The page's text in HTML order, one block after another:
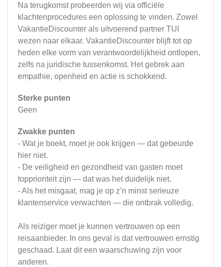
Na terugkomst probeerden wij via officiële
klachtenprocedures een oplossing te vinden. Zowel
VakantieDiscounter als uitvoerend partner TUI
wezen naar elkaar. VakantieDiscounter blijft tot op
heden elke vorm van verantwoordelijkheid ontlopen,
zelfs na juridische tussenkomst. Het gebrek aan
empathie, openheid en actie is schokkend.
Sterke punten
Geen
Zwakke punten
- Wat je boekt, moet je ook krijgen — dat gebeurde
hier niet.
- De veiligheid en gezondheid van gasten moet
topprioriteit zijn — dat was het duidelijk niet.
- Als het misgaat, mag je op z’n minst serieuze
klantenservice verwachten — die ontbrak volledig.
Als reiziger moet je kunnen vertrouwen op een
reisaanbieder. In ons geval is dat vertrouwen ernstig
geschaad. Laat dit een waarschuwing zijn voor
anderen.